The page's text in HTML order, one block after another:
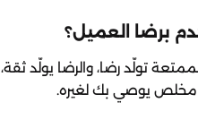
تولّد رضا، والرضا يولّد ثقة،
مخلص يوصي بك لغيره.